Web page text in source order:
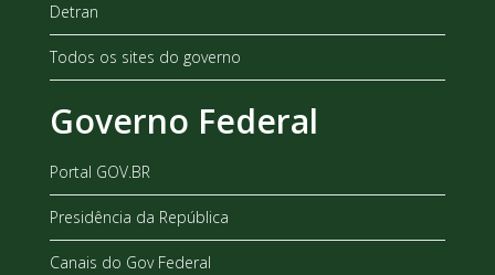
Detran
Todos os sites do governo
Governo Federal
Portal GOV.BR
Presidência da República
Canais do Gov Federal